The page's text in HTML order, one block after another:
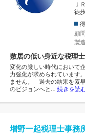
Ｊ
徒
顧
製造
敷居の低い身近な税理士
変化の厳しい時代において
力強化が求められています
ません。 過去の結果を素
のビジョンへと… 続きを読
增野一起税理士事務